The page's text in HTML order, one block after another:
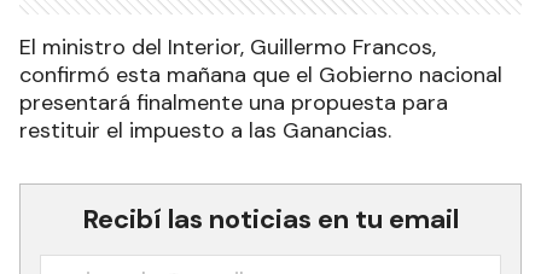
El ministro del Interior, Guillermo Francos,
confirmó esta mañana que el Gobierno nacional
presentará finalmente una propuesta para
restituir el impuesto a las Ganancias.
Recibí las noticias en tu email